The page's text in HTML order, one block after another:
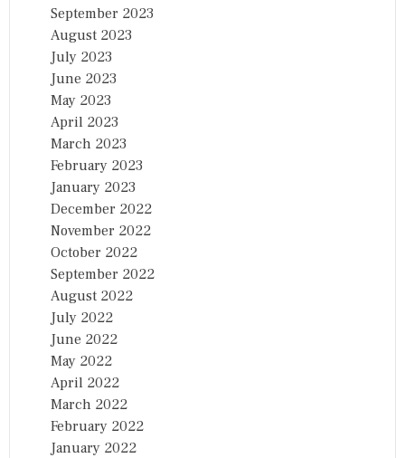
September 2023
August 2023
July 2023
June 2023
May 2023
April 2023
March 2023
February 2023
January 2023
December 2022
November 2022
October 2022
September 2022
August 2022
July 2022
June 2022
May 2022
April 2022
March 2022
February 2022
January 2022